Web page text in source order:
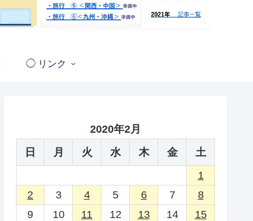
◯ リンク
2020年2月
日
月 火 水 木 金
土
1
2
3 4 5 6 7
8
9
10 11 12 13 14
15